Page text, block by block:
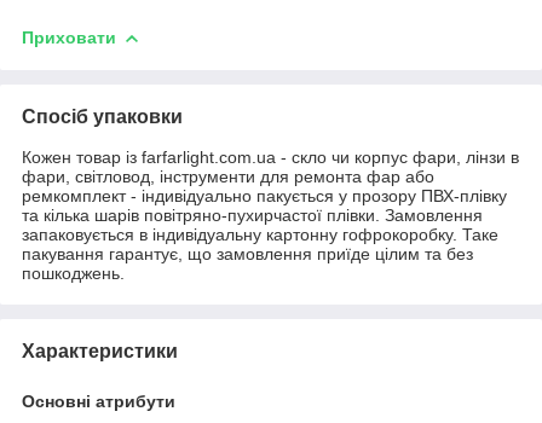
Приховати
Спосіб упаковки
Кожен товар із farfarlight.com.ua - скло чи корпус фари, лінзи в
фари, світловод, інструменти для ремонта фар або
ремкомплект - індивідуально пакується у прозору ПВХ-плівку
та кілька шарів повітряно-пухирчастої плівки. Замовлення
запаковується в індивідуальну картонну гофрокоробку. Таке
пакування гарантує, що замовлення приїде цілим та без
пошкоджень.
Характеристики
Основні атрибути